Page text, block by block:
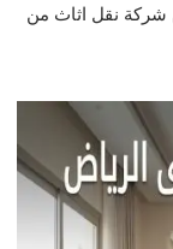
شركة نقل اثاث من